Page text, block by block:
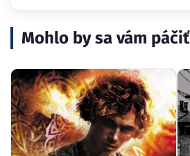
Mohlo by sa vám páčiť